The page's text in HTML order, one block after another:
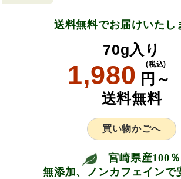
送料無料でお届けいたし
70g入り
1,980 円～
(税込)
送料無料
買い物かごへ
宮崎県産100％
無添加、ノンカフェインで